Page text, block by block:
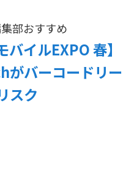
部おすすめ
バイルEXPO 春】
バーコードリー
スク